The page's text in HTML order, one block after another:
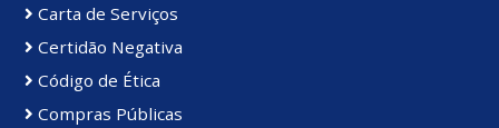
Carta de Serviços
Certidão Negativa
Código de Ética
Compras Públicas